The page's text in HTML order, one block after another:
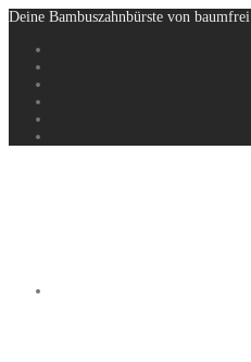
Deine Bambuszahnbürste von